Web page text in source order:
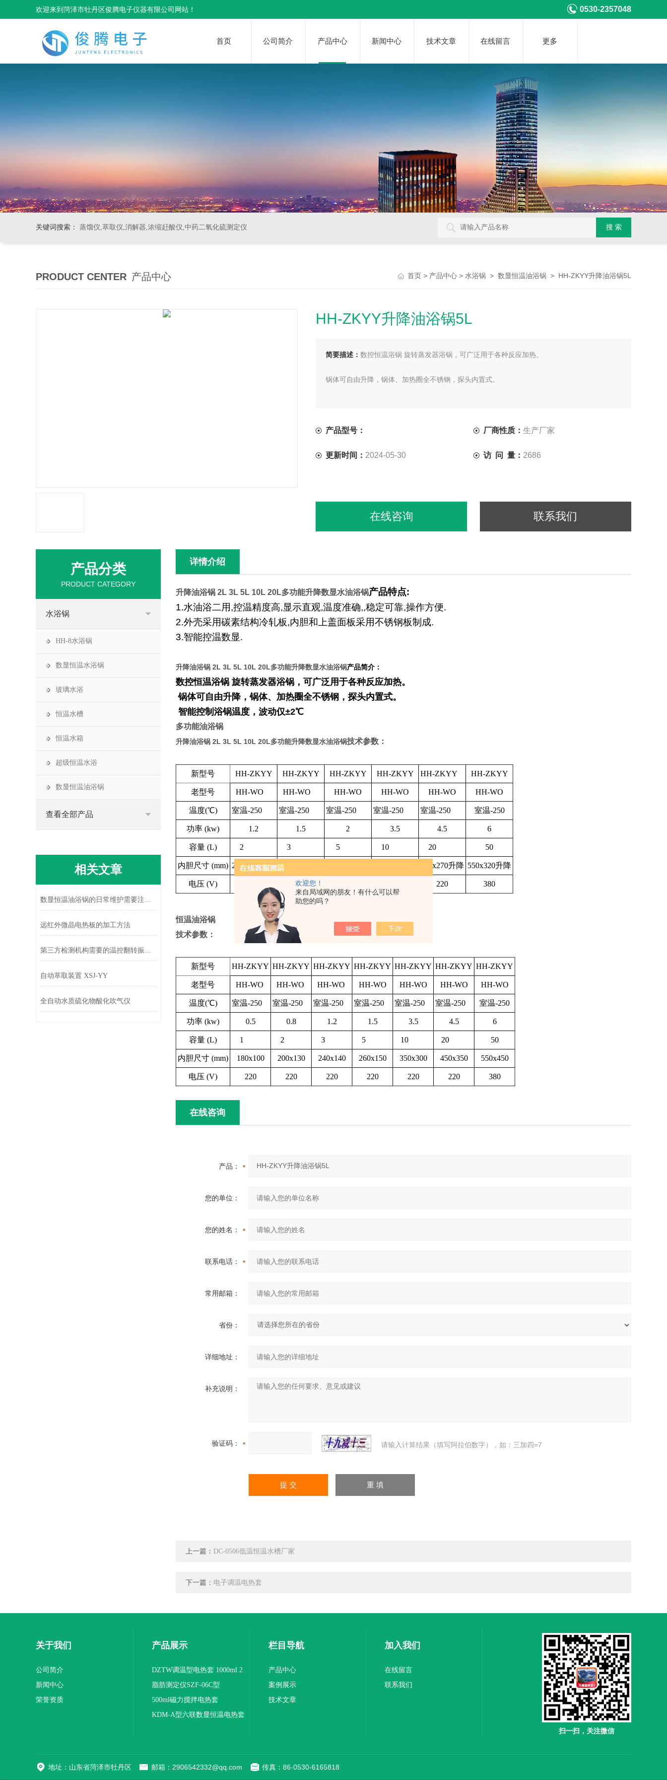
欢迎您！
来自局域网的朋友！有什么可以帮
助您的吗？
欢迎来到菏泽市牡丹区俊腾电子仪器有限公司网站！ 0530-2357048
首页 公司简介 产品中心 新闻中心 技术文章 在线留言 更多
关键词搜索： 蒸馏仪,萃取仪,消解器,浓缩赶酸仪,中药二氧化硫测定仪
PRODUCT CENTER 产品中心 首页 > 产品中心 > 水浴锅 > 数显恒温油浴锅 > HH-ZKYY升降油浴锅5L
HH-ZKYY升降油浴锅5L
简要描述： 数控恒温浴锅 旋转蒸发器浴锅，可广泛用于各种反应加热。
锅体可自由升降，锅体、加热圈全不锈钢，探头内置式。
产品型号： 厂商性质： 生产厂家
更新时间： 2024-05-30 访 问 量： 2686
在线咨询 联系我们
详情介绍
升降油浴锅 2L 3L 5L 10L 20L多功能升降数显水油浴锅产品特点:
1.水油浴二用,控温精度高,显示直观,温度准确,,稳定可靠,操作方便.
2.外壳采用碳素结构冷轧板,内胆和上盖面板采用不锈钢板制成.
3.智能控温数显.
升降油浴锅 2L 3L 5L 10L 20L多功能升降数显水油浴锅产品简介：
数控恒温浴锅 旋转蒸发器浴锅，可广泛用于各种反应加热。
锅体可自由升降，锅体、加热圈全不锈钢，探头内置式。
智能控制浴锅温度，波动仅±2℃
多功能油浴锅
升降油浴锅 2L 3L 5L 10L 20L多功能升降数显水油浴锅技术参数：
新型号 HH-ZKYY HH-ZKYY HH-ZKYY HH-ZKYY HH-ZKYY HH-ZKYY
老型号 HH-WO HH-WO HH-WO HH-WO HH-WO HH-WO
温度(℃) 室温-250 室温-250 室温-250 室温-250 室温-250 室温-250
功率 (kw) 1.2 1.5 2 3.5 4.5 6
容量 (L) 2 3 5 10 20 50
内胆尺寸 (mm) 240x140升降 260x150升降 450x270升降 550x320升降
电压 (V) 220 220 380
恒温油浴锅
技术参数：
新型号 HH-ZKYY HH-ZKYY HH-ZKYY HH-ZKYY HH-ZKYY HH-ZKYY HH-ZKYY
老型号 HH-WO HH-WO HH-WO HH-WO HH-WO HH-WO HH-WO
温度(℃) 室温-250 室温-250 室温-250 室温-250 室温-250 室温-250 室温-250
功率 (kw) 0.5 0.8 1.2 1.5 3.5 4.5 6
容量 (L) 1 2 3 5 10 20 50
内胆尺寸 (mm) 180x100 200x130 240x140 260x150 350x300 450x350 550x450
电压 (V) 220 220 220 220 220 220 380
在线咨询
产品：
您的单位：
您的姓名：
联系电话：
常用邮箱：
省份：
详细地址：
补充说明：
验证码： 请输入计算结果（填写阿拉伯数字），如：三加四=7
上一篇： DC-0506低温恒温水槽厂家
下一篇： 电子调温电热套
产品分类
PRODUCT CATEGORY
水浴锅
HH-8水浴锅
数显恒温水浴锅
玻璃水浴
恒温水槽
恒温水箱
超级恒温水浴
数显恒温油浴锅
查看全部产品
相关文章
数显恒温油浴锅的日常维护需要注意哪些
远红外微晶电热板的加工方法
第三方检测机构需要的温控翻转振荡器技术参数
自动萃取装置 XSJ-YY
全自动水质硫化物酸化吹气仪
关于我们
公司简介
新闻中心
荣誉资质
产品展示
DZTW调温型电热套 1000ml 2
联
脂肪测定仪SZF-06C型
500ml磁力搅拌电热套
KDM-A型六联数显恒温电热套
栏目导航
产品中心
案例展示
技术文章
加入我们
在线留言
联系我们
扫一扫，关注微信
地址：山东省菏泽市牡丹区 邮箱：2906542332@qq.com 传真：86-0530-6165818